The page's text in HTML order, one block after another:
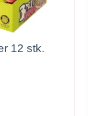
12 stk.